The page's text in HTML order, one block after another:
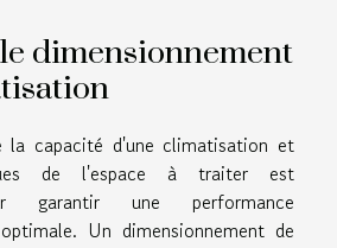
dimensionnement
la capacité d'une climatisation et
de l'espace à traiter est
garantir une performance
Un dimensionnement de